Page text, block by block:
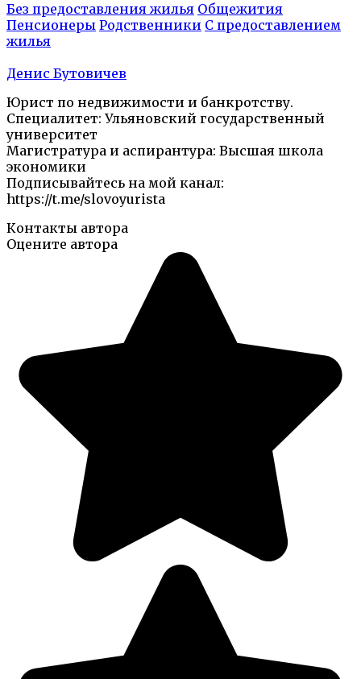
Без предоставления жилья Общежития
Пенсионеры Родственники С предоставлением
жилья
Денис Бутовичев
Юрист по недвижимости и банкротству.
Специалитет: Ульяновский государственный
университет
Магистратура и аспирантура: Высшая школа
экономики
Подписывайтесь на мой канал:
https://t.me/slovoyurista
Контакты автора
Оцените автора